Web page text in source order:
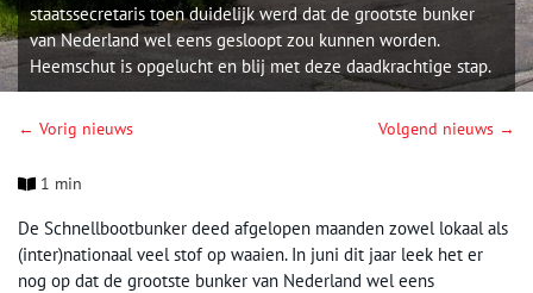
staatssecretaris toen duidelijk werd dat de grootste bunker
van Nederland wel eens gesloopt zou kunnen worden.
Heemschut is opgelucht en blij met deze daadkrachtige stap.
← Vorig nieuws Volgend nieuws →
1 min
De Schnellbootbunker deed afgelopen maanden zowel lokaal als
(inter)nationaal veel stof op waaien. In juni dit jaar leek het er
nog op dat de grootste bunker van Nederland wel eens